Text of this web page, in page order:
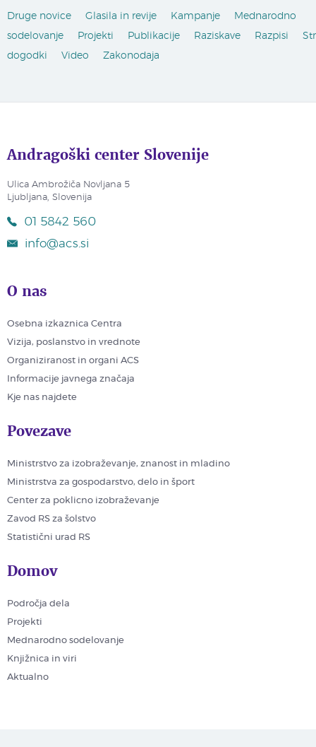
Druge novice Glasila in revije Kampanje
Mednarodno
sodelovanje
Projekti Publikacije Raziskave Razpisi
dogodki
Video Zakonodaja
Andragoški center Slovenije
Ulica Ambrožiča Novljana 5
Ljubljana, Slovenija
01 5842 560
info@acs.si
O nas
Osebna izkaznica Centra
Vizija, poslanstvo in vrednote
Organiziranost in organi ACS
Informacije javnega značaja
Kje nas najdete
Povezave
Ministrstvo za izobraževanje, znanost in mladino
Ministrstva za gospodarstvo, delo in šport
Center za poklicno izobraževanje
Zavod RS za šolstvo
Statistični urad RS
Domov
Področja dela
Projekti
Mednarodno sodelovanje
Knjižnica in viri
Aktualno